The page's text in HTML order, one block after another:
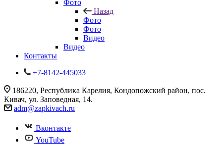
Фото
Назад
Фото
Фото
Видео
Видео
Контакты
+7-8142-445033
186220, Республика Карелия, Кондопожский район, пос.
Кивач, ул. Заповедная, 14.
adm@zapkivach.ru
Вконтакте
YouTube